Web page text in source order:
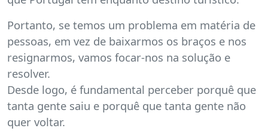
Portanto, se temos um problema em matéria de
pessoas, em vez de baixarmos os braços e nos
resignarmos, vamos focar-nos na solução e
resolver.
Desde logo, é fundamental perceber porquê que
tanta gente saiu e porquê que tanta gente não
quer voltar.